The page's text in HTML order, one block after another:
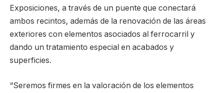
Exposiciones, a través de un puente que conectará
ambos recintos, además de la renovación de las áreas
exteriores con elementos asociados al ferrocarril y
dando un tratamiento especial en acabados y
superficies.
“Seremos firmes en la valoración de los elementos